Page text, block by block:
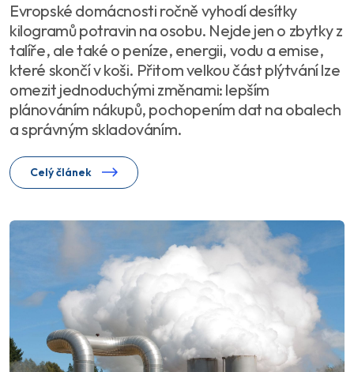
Evropské domácnosti ročně vyhodí desítky
kilogramů potravin na osobu. Nejde jen o zbytky z
talíře, ale také o peníze, energii, vodu a emise,
které skončí v koši. Přitom velkou část plýtvání lze
omezit jednoduchými změnami: lepším
plánováním nákupů, pochopením dat na obalech
a správným skladováním.
Celý článek